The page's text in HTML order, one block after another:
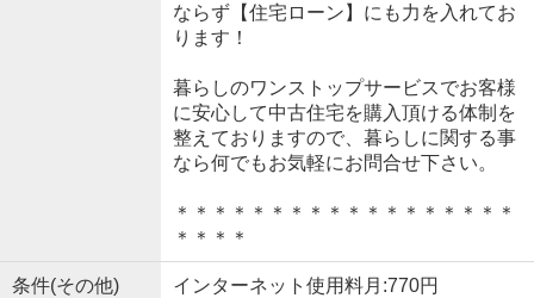
ならず【住宅ローン】にも力を入れてお
ります！
暮らしのワンストップサービスでお客様
に安心して中古住宅を購入頂ける体制を
整えておりますので、暮らしに関する事
なら何でもお気軽にお問合せ下さい。
＊＊＊＊＊＊＊＊＊＊＊＊＊＊＊＊＊＊
＊＊＊＊
条件(その他) インターネット使用料月:770円